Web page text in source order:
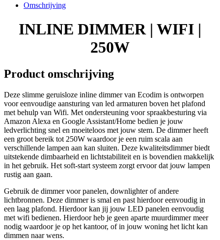
Omschrijving
INLINE DIMMER | WIFI |
250W
Product omschrijving
Deze slimme geruisloze inline dimmer van Ecodim is ontworpen
voor eenvoudige aansturing van led armaturen boven het plafond
met behulp van Wifi. Met ondersteuning voor spraakbesturing via
Amazon Alexa en Google Assistant/Home bedien je jouw
ledverlichting snel en moeiteloos met jouw stem. De dimmer heeft
een groot bereik tot 250W waardoor je een ruim scala aan
verschillende lampen aan kan sluiten. Deze kwaliteitsdimmer biedt
uitstekende dimbaarheid en lichtstabiliteit en is bovendien makkelijk
in het gebruik. Het soft-start systeem zorgt ervoor dat jouw lampen
rustig aan gaan.
Gebruik de dimmer voor panelen, downlighter of andere
lichtbronnen. Deze dimmer is smal en past hierdoor eenvoudig in
een laag plafond. Hierdoor kan jij jouw LED panelen eenvoudig
met wifi bedienen. Hierdoor heb je geen aparte muurdimmer meer
nodig waardoor je op het kantoor, of in jouw woning het licht kan
dimmen naar wens.